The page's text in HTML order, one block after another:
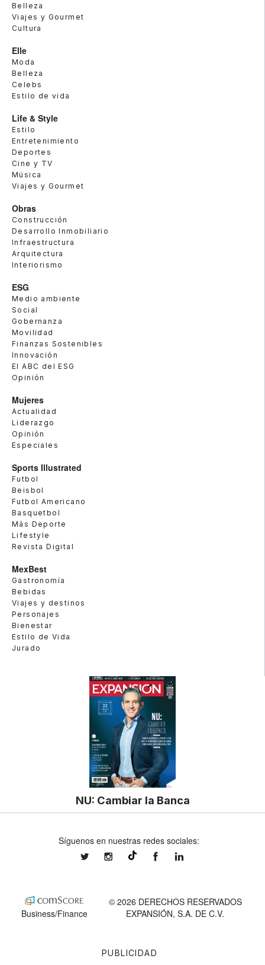
Belleza
Viajes y Gourmet
Cultura
Elle
Moda
Belleza
Celebs
Estilo de vida
Life & Style
Estilo
Entretenimiento
Deportes
Cine y TV
Música
Viajes y Gourmet
Obras
Construcción
Desarrollo Inmobiliario
Infraestructura
Arquitectura
Interiorismo
ESG
Medio ambiente
Social
Gobernanza
Movilidad
Finanzas Sostenibles
Innovación
El ABC del ESG
Opinión
Mujeres
Actualidad
Liderazgo
Opinión
Especiales
Sports Illustrated
Futbol
Beisbol
Futbol Americano
Basquetbol
Más Deporte
Lifestyle
Revista Digital
MexBest
Gastronomía
Bebidas
Viajes y destinos
Personajes
Bienestar
Estilo de Vida
Jurado
NU: Cambiar la Banca
PUBLICIDAD
Síguenos en nuestras redes sociales:
expansionmxexpansionmx ExpansionMex
Business/Finance
© 2026 DERECHOS RESERVADOS
EXPANSIÓN, S.A. DE C.V.